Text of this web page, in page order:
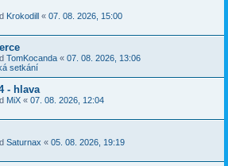
Krokodill « 07. 08. 2026, 15:00
TomKocanda « 07. 08. 2026, 13:06
setkání
- hlava
MiX « 07. 08. 2026, 12:04
Saturnax « 05. 08. 2026, 19:19